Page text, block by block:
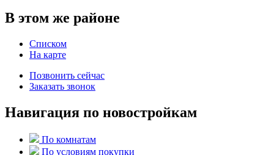
В этом же районе
Списком
На карте
Позвонить сейчас
Заказать звонок
Навигация по новостройкам
По комнатам
По условиям покупки